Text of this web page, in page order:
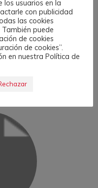
disputationi an pri, his
dolore oblique nusquam.
los usuarios en la
con publicidad
las cookies
puede
de cookies
de cookies”.
en nuestra Política de